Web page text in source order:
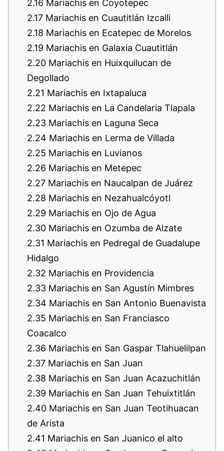
2.16 Mariachis en Coyotepec
2.17 Mariachis en Cuautitlán Izcalli
2.18 Mariachis en Ecatepec de Morelos
2.19 Mariachis en Galaxia Cuautitlán
2.20 Mariachis en Huixquilucan de
Degollado
2.21 Mariachis en Ixtapaluca
2.22 Mariachis en La Candelaria Tlapala
2.23 Mariachis en Laguna Seca
2.24 Mariachis en Lerma de Villada
2.25 Mariachis en Luvianos
2.26 Mariachis en Metepec
2.27 Mariachis en Naucalpan de Juárez
2.28 Mariachis en Nezahualcóyotl
2.29 Mariachis en Ojo de Agua
2.30 Mariachis en Ozumba de Alzate
2.31 Mariachis en Pedregal de Guadalupe
Hidalgo
2.32 Mariachis en Providencia
2.33 Mariachis en San Agustín Mimbres
2.34 Mariachis en San Antonio Buenavista
2.35 Mariachis en San Franciasco
Coacalco
2.36 Mariachis en San Gaspar Tlahuelilpan
2.37 Mariachis en San Juan
2.38 Mariachis en San Juan Acazuchitlán
2.39 Mariachis en San Juan Tehuixtitlán
2.40 Mariachis en San Juan Teotihuacan
de Arista
2.41 Mariachis en San Juanico el alto